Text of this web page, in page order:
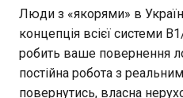
Люди з «якорями» в
концепція всієї системи
робить ваше повернення
постійна робота з
повернутись, власна